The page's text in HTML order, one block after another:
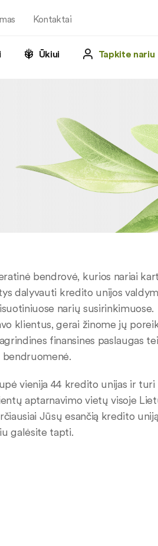
Kontaktai
Ūkiui Tapkite nariu
bendrovė, kurios nariai
dalyvauti kredito unijos
narių susirinkimuose.
klientus, gerai žinome jų
finansines paslaugas
vienija 44 kredito unijas ir turi
aptarnavimo vietų visoje
Jūsų esančią kredito
galėsite tapti.